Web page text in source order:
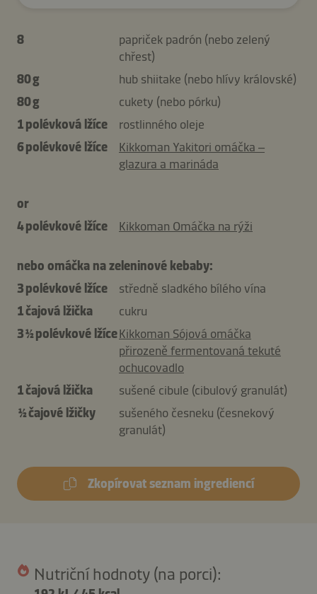
8
papriček padrón (nebo zelený
chřest)
80 g
hub shiitake (nebo hlívy královské)
80 g
cukety (nebo pórku)
1 polévková lžíce
rostlinného oleje
6 polévkové lžíce
Kikkoman Yakitori omáčka –
glazura a marináda
or
4 polévkové lžíce
Kikkoman Omáčka na rýži
nebo omáčka na zeleninové kebaby:
3 polévkové lžíce
středně sladkého bílého vína
1 čajová lžička
cukru
3 ½ polévkové lžíceKikkoman Sójová omáčka
přirozeně fermentovaná tekuté
ochucovadlo
1 čajová lžička
sušené cibule (cibulový granulát)
½ čajové lžičky
sušeného česneku (česnekový
granulát)
Zkopírovat seznam ingrediencí
Nutriční hodnoty (na porci):